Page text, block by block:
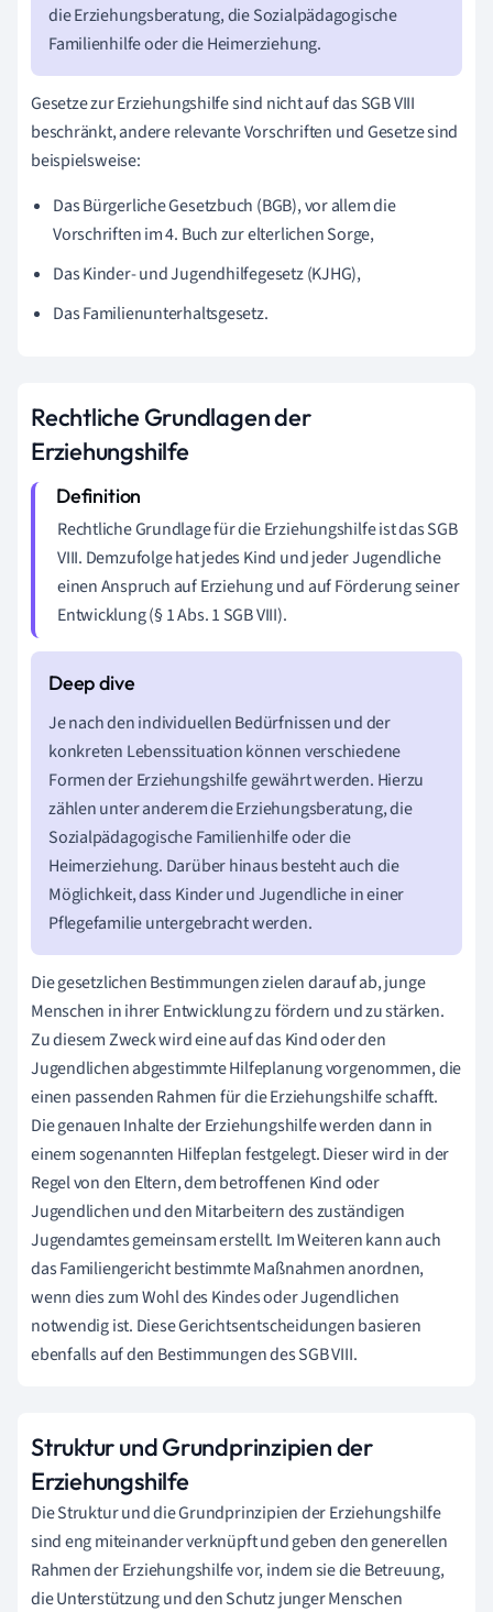
die Erziehungsberatung, die Sozialpädagogische
Familienhilfe oder die Heimerziehung.
Gesetze zur Erziehungshilfe sind nicht auf das SGB VIII
beschränkt, andere relevante Vorschriften und Gesetze sind
beispielsweise:
Das Bürgerliche Gesetzbuch (BGB), vor allem die
Vorschriften im 4. Buch zur elterlichen Sorge,
Das Kinder- und Jugendhilfegesetz (KJHG),
Das Familienunterhaltsgesetz.
Rechtliche Grundlagen der
Erziehungshilfe
Rechtliche Grundlage für die Erziehungshilfe ist das SGB
VIII. Demzufolge hat jedes Kind und jeder Jugendliche
einen Anspruch auf Erziehung und auf Förderung seiner
Entwicklung (§ 1 Abs. 1 SGB VIII).
Je nach den individuellen Bedürfnissen und der
konkreten Lebenssituation können verschiedene
Formen der Erziehungshilfe gewährt werden. Hierzu
zählen unter anderem die Erziehungsberatung, die
Sozialpädagogische Familienhilfe oder die
Heimerziehung. Darüber hinaus besteht auch die
Möglichkeit, dass Kinder und Jugendliche in einer
Pflegefamilie untergebracht werden.
Die gesetzlichen Bestimmungen zielen darauf ab, junge
Menschen in ihrer Entwicklung zu fördern und zu stärken.
Zu diesem Zweck wird eine auf das Kind oder den
Jugendlichen abgestimmte Hilfeplanung vorgenommen, die
einen passenden Rahmen für die Erziehungshilfe schafft.
Die genauen Inhalte der Erziehungshilfe werden dann in
einem sogenannten Hilfeplan festgelegt. Dieser wird in der
Regel von den Eltern, dem betroffenen Kind oder
Jugendlichen und den Mitarbeitern des zuständigen
Jugendamtes gemeinsam erstellt. Im Weiteren kann auch
das Familiengericht bestimmte Maßnahmen anordnen,
wenn dies zum Wohl des Kindes oder Jugendlichen
notwendig ist. Diese Gerichtsentscheidungen basieren
ebenfalls auf den Bestimmungen des SGB VIII.
Struktur und Grundprinzipien der
Erziehungshilfe
Die Struktur und die Grundprinzipien der Erziehungshilfe
sind eng miteinander verknüpft und geben den generellen
Rahmen der Erziehungshilfe vor, indem sie die Betreuung,
die Unterstützung und den Schutz junger Menschen